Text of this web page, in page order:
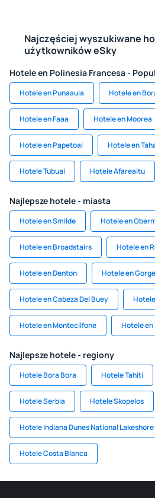
Najczęściej wyszukiwane
użytkowników eSky
Hotele en Polinesia Francesa -
Hotele en Punaauia Hotele en
Hotele en Faaa Hotele en Moorea
Hotele en Papetoai Hotele en
Hotele Tubuai Hotele Afareaitu
Najlepsze hotele - miasta
Hotele en Smilde Hotele en
Hotele en Broadstairs Hotele en
Hotele en Denton Hotele en
Hotele en Cabeza Del Buey
Hotele en Montecilfone Hotele
Najlepsze hotele - regiony
Hotele Bora Bora Hotele Tahití
Hotele Serbia Hotele Skopelos
Hotele Indiana Dunes National Lakeshore
Hotele Costa Blanca